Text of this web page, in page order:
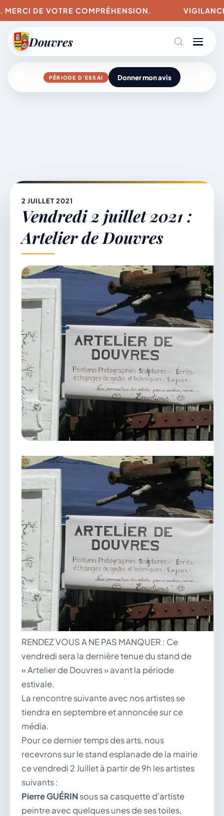
DE VOTRE COMPRÉHENSION. VIGILANCES
Douvres
Agenda
Mairie & Vie municipale
Démarches & Vie pratique
Vie locale & Associations
Découvrir la commune
VENDREDI 7 AOÛT 2026
Secrétariat ouvert
Lundi, mardi, jeudi, vendredi de 8h30 à 12h et
vous.
04 74 38 22 78
mairie@douvres.fr
140 Place de la Babillière, 01500 Douvres
Contacter la mairie
Le guichet des associations
publier une annonce
PÉRIODE D’ESSAI Donner mon avis
2 JUILLET 2021
Vendredi 2 juillet 2021 :
Artelier de Douvres
RENDEZ VOUS A NE PAS MANQUER : Ce
vendredi sera la dernière tenue du stand de
« Artelier de Douvres » avant la période
estivale.
La rencontre suivante avec nos artistes se
tiendra en septembre et annoncée sur ce
média.
Pour ce dernier temps des arts, nous
recevrons sur le stand esplanade de la mairie
ce vendredi 2 Juillet à partir de 9h les artistes
suivants :
Pierre GUÉRIN sous sa casquette d’artiste
peintre avec quelques unes de ses toiles,